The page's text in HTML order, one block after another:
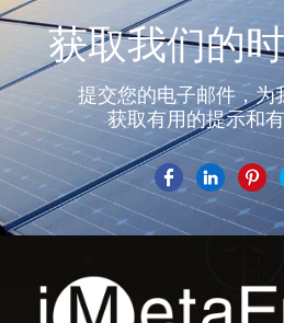
获取我们的
提交您的电子邮件，为
获取有用的提示和